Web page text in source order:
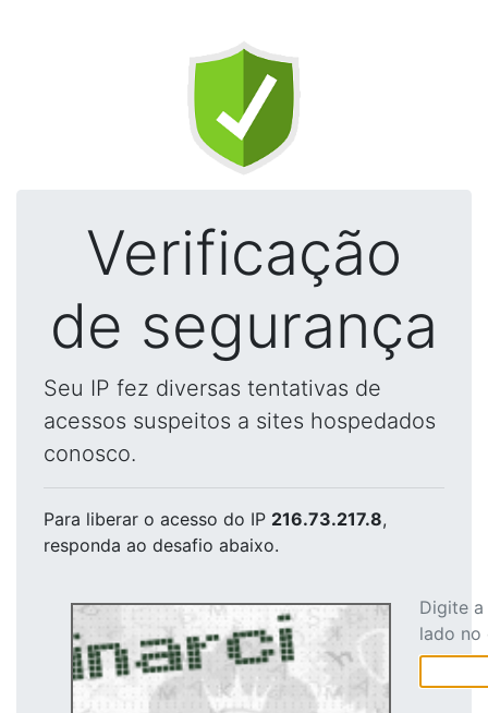
Verificação
de segurança
Seu IP fez diversas tentativas de
acessos suspeitos a sites hospedados
conosco.
Para liberar o acesso do IP 216.73.217.8,
responda ao desafio abaixo.
Digite
lado no